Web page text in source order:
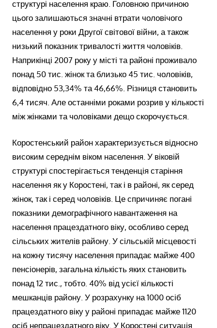
структурі населення краю. Головною причиною
цього залишаються значні втрати чоловічого
населення у роки Другої світової війни, а також
низький показник тривалості життя чоловіків.
Наприкінці 2007 року у місті та районі проживало
понад 50 тис. жінок та близько 45 тис. чоловіків,
відповідно 53,34% та 46,66%. Різниця становить
6,4 тисяч. Але останніми роками розрив у кількості
між жінками та чоловіками дещо скорочується.
Коростенський район характеризується відносно
високим середнім віком населення. У віковій
структурі спостерігається тенденція старіння
населення як у Коростені, так і в районі, як серед
жінок, так і серед чоловіків. Це спричиняє погані
показники демографічного навантаження на
населення працездатного віку, особливо серед
сільських жителів району. У сільській місцевості
на кожну тисячу населення припадає майже 400
пенсіонерів, загальна кількість яких становить
понад 12 тис., тобто. 40% від усієї кількості
мешканців району. У розрахунку на 1000 осіб
працездатного віку у районі припадає майже 1120
осіб непрацездатного віку. У Коростені ситуація